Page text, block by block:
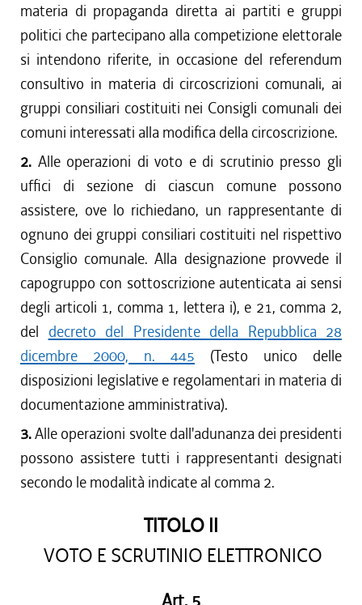
materia di propaganda diretta ai partiti e gruppi
politici che partecipano alla competizione elettorale
si intendono riferite, in occasione del referendum
consultivo in materia di circoscrizioni comunali, ai
gruppi consiliari costituiti nei Consigli comunali dei
comuni interessati alla modifica della circoscrizione.
2. Alle operazioni di voto e di scrutinio presso gli
uffici di sezione di ciascun comune possono
assistere, ove lo richiedano, un rappresentante di
ognuno dei gruppi consiliari costituiti nel rispettivo
Consiglio comunale. Alla designazione provvede il
capogruppo con sottoscrizione autenticata ai sensi
degli articoli 1, comma 1, lettera i), e 21, comma 2,
del decreto del Presidente della Repubblica 28
dicembre 2000, n. 445 (Testo unico delle
disposizioni legislative e regolamentari in materia di
documentazione amministrativa).
3.Alle operazioni svolte dall'adunanza dei presidenti
possono assistere tutti i rappresentanti designati
secondo le modalità indicate al comma 2.
TITOLO II
VOTO E SCRUTINIO ELETTRONICO